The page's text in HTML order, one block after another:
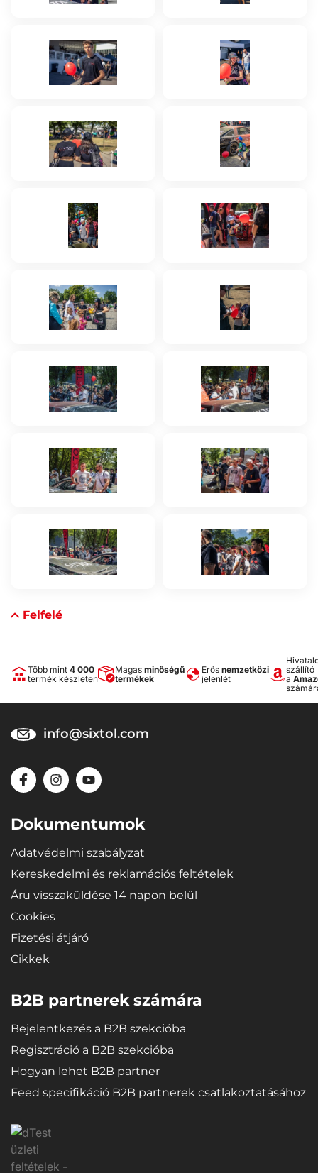
Felfelé
Több mint 4 000
termék készleten
Magas minőségű
termékek
Erős nemzetközi
jelenlét
szállító
a
info@sixtol.com
Dokumentumok
Adatvédelmi szabályzat
Kereskedelmi és reklamációs feltételek
Áru visszaküldése 14 napon belül
Cookies
Fizetési átjáró
Cikkek
B2B partnerek számára
Bejelentkezés a B2B szekcióba
Regisztráció a B2B szekcióba
Hogyan lehet B2B partner
Feed specifikáció B2B partnerek csatlakoztatásához